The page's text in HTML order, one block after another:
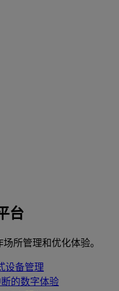
台
所管理和优化体验。
设备管理
的数字体验